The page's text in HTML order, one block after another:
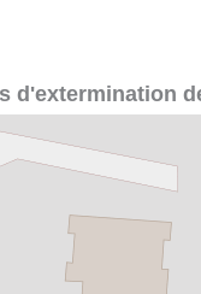
d'extermination